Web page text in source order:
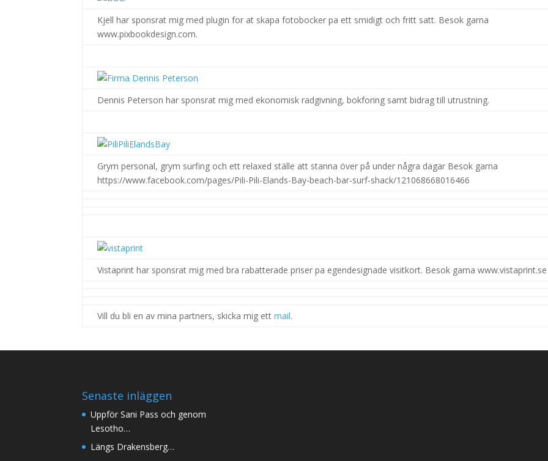
Kjell har sponsrat mig med plugin for at skapa fotobocker pa ett smidigt och fritt satt. Besok garna
www.pixbookdesign.com.
Dennis Peterson har sponsrat mig med ekonomisk radgivning, bokforing samt bidrag till utrustning.
Grym personal, grym surfing och ett relaxed ställe att stanna över på under några dagar Besok garna
https://www.facebook.com/pages/Pili-Pili-Elands-Bay-beach-bar-surf-shack/121068668016466
Vistaprint har sponsrat mig med bra rabatterade priser pa egendesignade visitkort. Besok garna www.vistaprint.se
Vill du bli en av mina partners, skicka mig ettmail.
Senaste inläggen
Uppför Sani Pass och genom
Lesotho…
Längs Drakensberg…